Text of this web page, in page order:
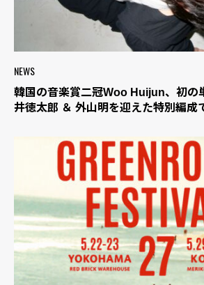
NEWS
韓国の音楽賞二冠Woo Huijun、初
井徳太郎 ＆ 外山明を迎えた特別編成